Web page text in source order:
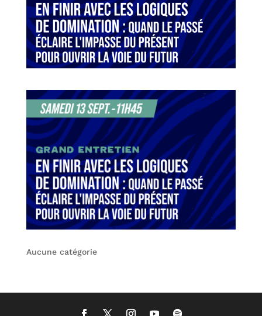
Aucune catégorie